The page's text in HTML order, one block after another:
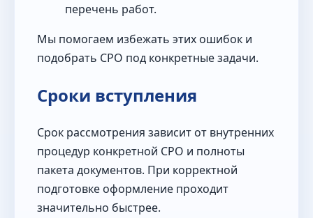
перечень работ.
Мы помогаем избежать этих ошибок и
подобрать СРО под конкретные задачи.
Сроки вступления
Срок рассмотрения зависит от внутренних
процедур конкретной СРО и полноты
пакета документов. При корректной
подготовке оформление проходит
значительно быстрее.